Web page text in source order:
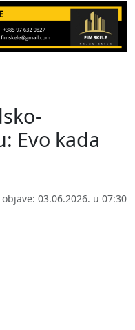
Evo kada
03.06.2026. u 07:30